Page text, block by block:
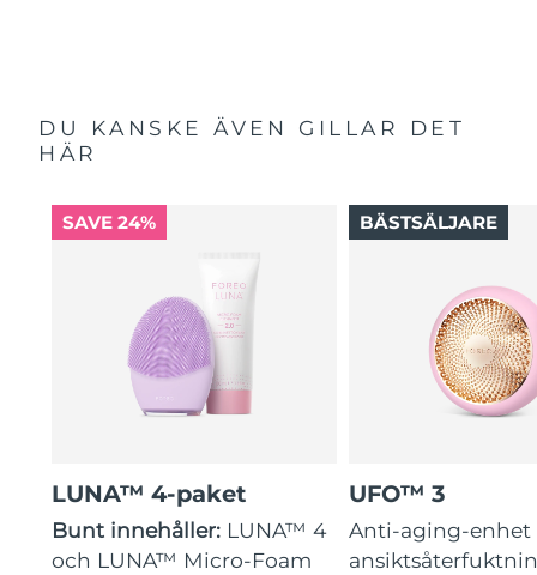
DU KANSKE ÄVEN GILLAR DET
HÄR
SAVE 24%
LUNA™ 4-paket
Bunt innehåller: LUNA™ 4
och LUNA™ Micro-Foam
UFO™ 3
Anti-aging-enhet
BÄSTSÄLJARE